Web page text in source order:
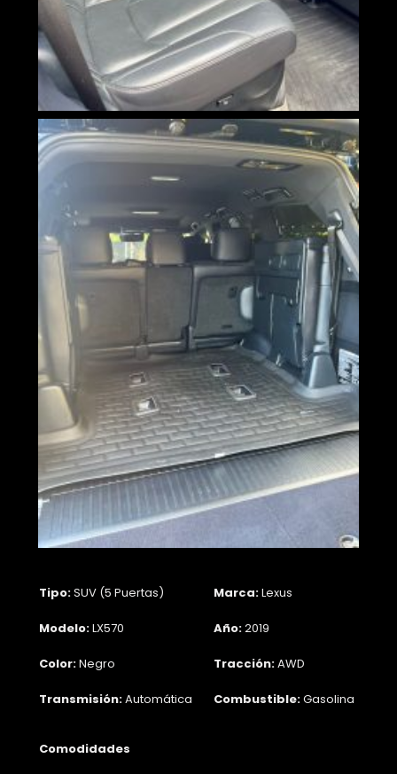
Tipo:SUV (5 Puertas) Marca:Lexus
Modelo:LX570 Año:2019
Color:Negro Tracción:AWD
Transmisión:Automática Combustible:Gasolina
Comodidades